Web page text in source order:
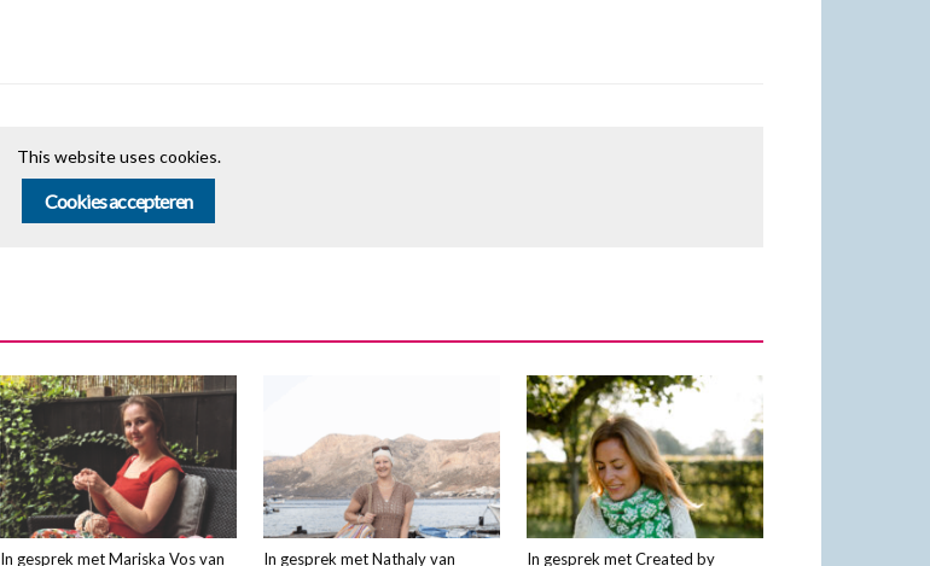
This website uses cookies.
Cookies accepteren
In gesprek met Mariska Vos van
In gesprek met Nathaly van
In gesprek met Created by